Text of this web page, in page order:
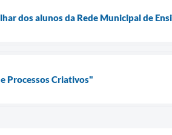
dos alunos da Rede Municipal de
Processos Criativos"